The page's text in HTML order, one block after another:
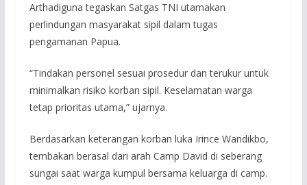
Arthadiguna tegaskan Satgas TNI utamakan
perlindungan masyarakat sipil dalam tugas
pengamanan Papua.
“Tindakan personel sesuai prosedur dan terukur untuk
minimalkan risiko korban sipil. Keselamatan warga
tetap prioritas utama,” ujarnya.
Berdasarkan keterangan korban luka Irince Wandikbo,
tembakan berasal dari arah Camp David di seberang
sungai saat warga kumpul bersama keluarga di camp.